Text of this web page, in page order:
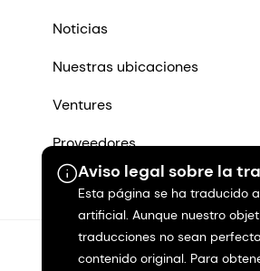
Aviso legal sobre la
Esta página se ha traducido
artificial. Aunque nuestro
traducciones no sean
contenido original. Para
Noticias
Nuestras ubicaciones
Ventures
Proveedores
Contáctenos